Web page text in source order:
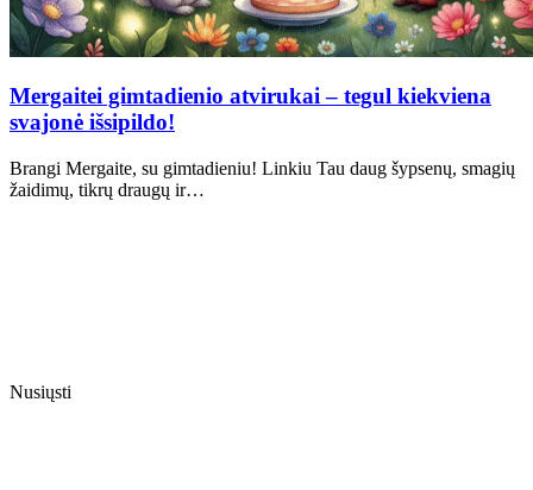
Mergaitei gimtadienio atvirukai – tegul kiekviena
svajonė išsipildo!
Brangi Mergaite, su gimtadieniu! Linkiu Tau daug šypsenų, smagių
žaidimų, tikrų draugų ir…
Nusiųsti